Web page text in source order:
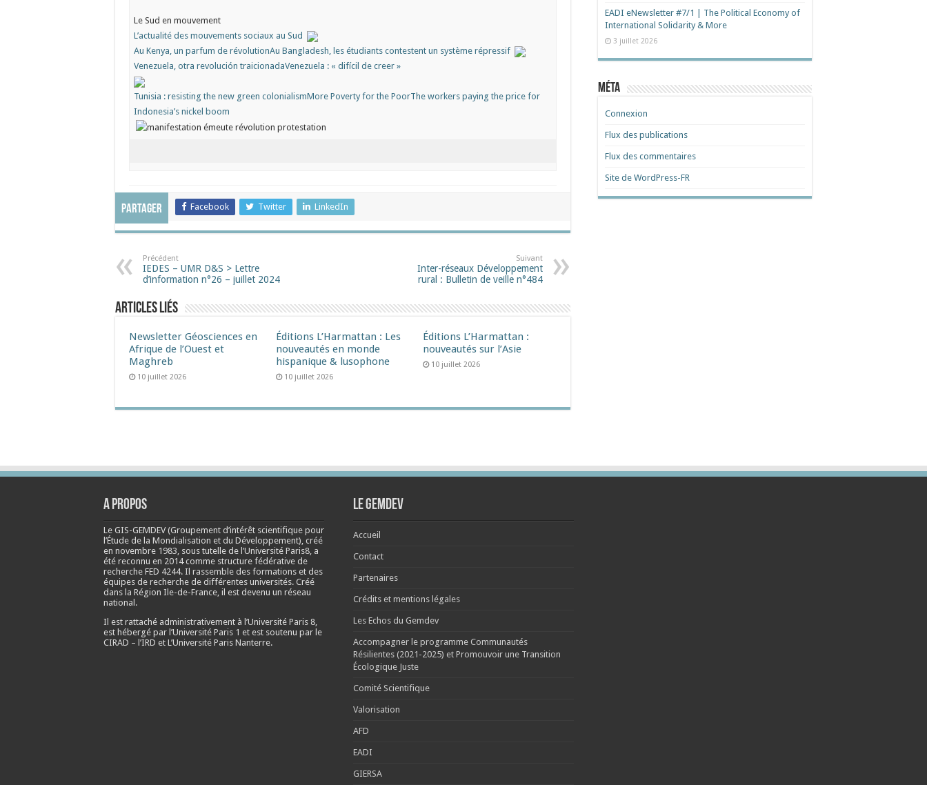
Le Sud en mouvement
L’actualité des mouvements sociaux au Sud
Au Kenya, un parfum de révolutionAu Bangladesh, les étudiants contestent un système répressif
Venezuela, otra revolución traicionadaVenezuela : « difícil de creer »
Tunisia : resisting the new green colonialismMore Poverty for the PoorThe workers paying the price for
Indonesia’s nickel boom
Partager Facebook Twitter LinkedIn
Précédent
IEDES – UMR D&S > Lettre
d’information n°26 – juillet 2024
Suivant
Inter-réseaux Développement
rural : Bulletin de veille n°484
Articles liés
Newsletter Géosciences en
Afrique de l’Ouest et
Maghreb
10 juillet 2026
Éditions L’Harmattan : Les
nouveautés en monde
hispanique & lusophone
10 juillet 2026
Éditions L’Harmattan :
nouveautés sur l’Asie
10 juillet 2026
EADI eNewsletter #7/1 | The Political Economy of
International Solidarity & More
3 juillet 2026
Méta
Connexion
Flux des publications
Flux des commentaires
Site de WordPress-FR
A propos
Le GIS-GEMDEV (Groupement d’intérêt scientifique pour
l’Étude de la Mondialisation et du Développement), créé
en novembre 1983 , sous tutelle de l’Université Paris8, a
été reconnu en 2014 comme structure fédérative de
recherche FED 4244. Il rassemble des formations et des
équipes de recherche de différentes universités. Créé
dans la Région Ile-de-France, il est devenu un réseau
national.
Il est rattaché administrativement à l’Université Paris 8,
est hébergé par l’Université Paris 1 et est soutenu par le
CIRAD – l’IRD et L’Université Paris Nanterre.
Le Gemdev
Accueil
Contact
Partenaires
Crédits et mentions légales
Les Echos du Gemdev
Accompagner le programme Communautés
Résilientes (2021-2025) et Promouvoir une Transition
Écologique Juste
Comité Scientifique
Valorisation
AFD
EADI
GIERSA